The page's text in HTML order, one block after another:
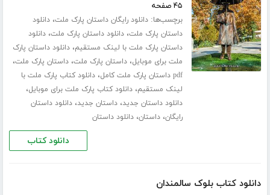
۴۵ صفحه
برچسب‌ها:دانلود رایگان داستان پارک ملت،دانلود
داستان پارک ملت،دانلود داستان پارک ملت،دانلود
داستان پارک ملت با لینک مستقیم،دانلود داستان پارک
ملت برای موبایل،داستان پارک ملت،داستان پارک ملت،
pdf داستان پارک ملت کامل ،دانلود کتاب پارک ملت با
لینک مستقیم،دانلود کتاب پارک ملت برای موبایل،
دانلود داستان جدید،داستان جدید،دانلود داستان
رایگان،داستان،دانلود داستان
دانلود کتاب
دانلود کتاب بلوک سالمندان